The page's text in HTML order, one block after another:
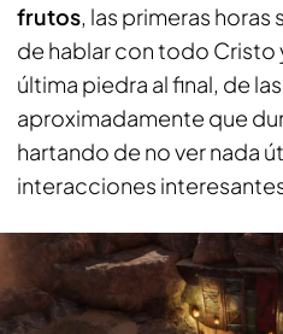
frutos, las primeras
de hablar con todo Cristo
última piedra al final, de
aproximadamente que
hartando de no ver nada
interacciones